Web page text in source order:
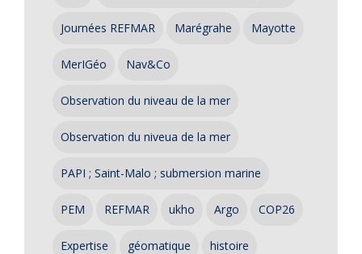
Journées REFMAR Marégrahe Mayotte
MerIGéo Nav&Co
Observation du niveau de la mer
Observation du niveua de la mer
PAPI ; Saint-Malo ; submersion marine
PEM REFMAR ukho Argo COP26
Expertise géomatique histoire